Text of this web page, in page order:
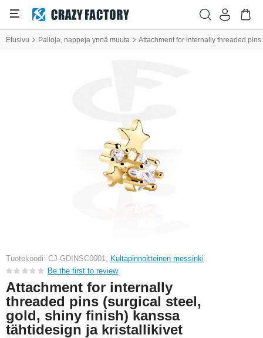
Etusivu Palloja, nappeja ynnä muuta Attachment for internally threaded
Tuotekoodi: CJ-GDINSC0001, Kultapinnoitteinen messinki
Be the first to review
Attachment for internally
threaded pins (surgical steel,
gold, shiny finish) kanssa
tähtidesign ja kristallikivet